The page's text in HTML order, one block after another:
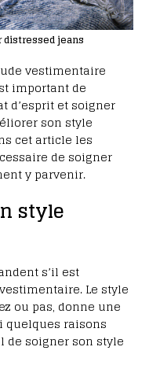
jeans
vestimentaire
important de
d’esprit et soigner
son style
cet article les
de soigner
y parvenir.
style
s’il est
Le style
ou pas, donne une
quelques raisons
de soigner son style